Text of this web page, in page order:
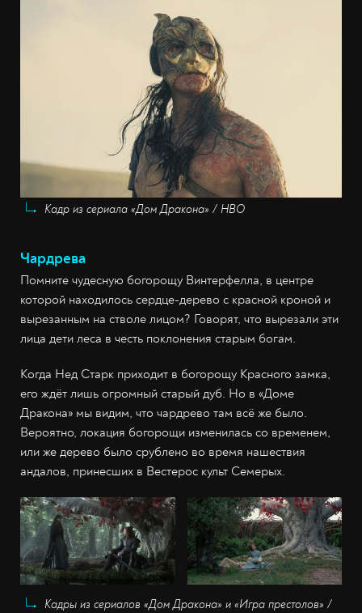
Кадр из сериала «Дом Дракона» / HBO
Чардрева
Помните чудесную богорощу Винтерфелла, в центре
которой находилось сердце-дерево с красной кроной и
вырезанным на стволе лицом? Говорят, что вырезали эти
лица дети леса в честь поклонения старым богам.
Когда Нед Старк приходит в богорощу Красного замка,
его ждёт лишь огромный старый дуб. Но в «Доме
Дракона» мы видим, что чардрево там всё же было.
Вероятно, локация богорощи изменилась со временем,
или же дерево было срублено во время нашествия
андалов, принесших в Вестерос культ Семерых.
Кадры из сериалов «Дом Дракона» и «Игра престолов» /